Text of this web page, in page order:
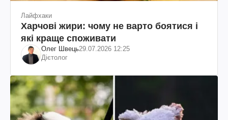
Лайфхаки
Харчові жири: чому не варто боятися і
які краще споживати
Олег Швець29.07.2026 12:25
Дієтолог